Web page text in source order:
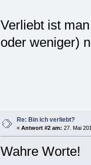
Verliebt ist
oder weniger)
Re: Bin ich verliebt?
« Antwort #2 am: 27. Mai
Wahre Worte!